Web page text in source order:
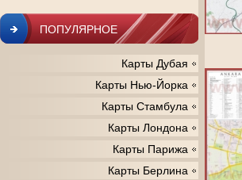
ПОПУЛЯРНОЕ
Карты Дубая
Карты Нью-Йорка
Карты Стамбула
Карты Лондона
Карты Парижа
Карты Берлина